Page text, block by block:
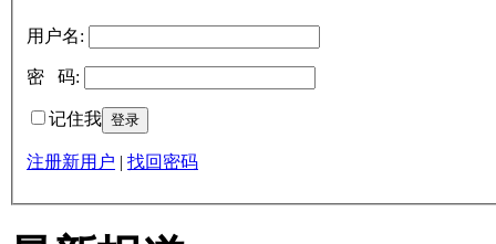
用户名:
密 码:
记住我
注册新用户 找回密码